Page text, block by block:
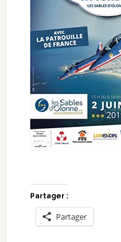
Partager :
Partager